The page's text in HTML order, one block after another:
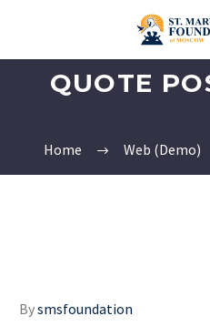
QUOTE
Home Web (Demo)
Bysmsfoundation